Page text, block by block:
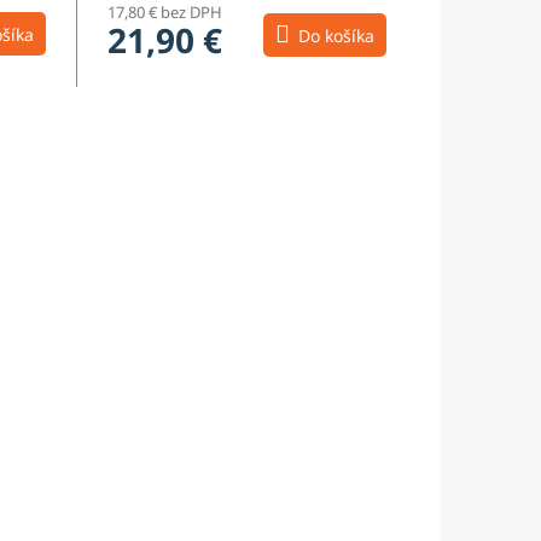
17,80 € bez DPH
21,90 € Do košíka